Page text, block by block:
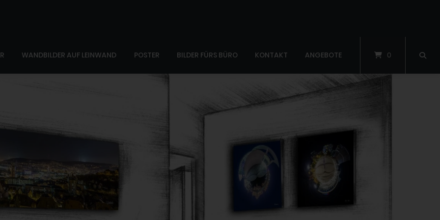
WANDBILDER AUF LEINWAND POSTER BILDER FÜRS BÜRO KONTAKT ANGEBOTE 0